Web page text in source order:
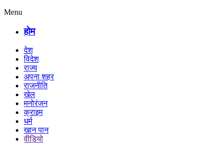
Menu
होम
देश
विदेश
राज्य
अपना शहर
राजनीति
खेल
मनोरंजन
क्राइम
धर्म
खान पान
वीडियो